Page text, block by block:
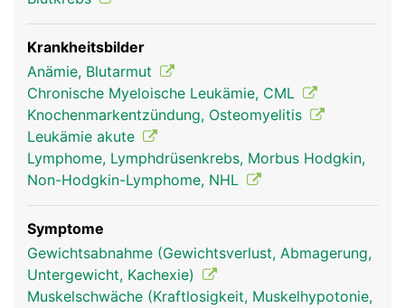
Wirbelsäule.
Krankheitsbilder
Anämie, Blutarmut
Chronische Myeloische Leukämie, CML
Knochenmarkentzündung, Osteomyelitis
Leukämie akute
Lymphome, Lymphdrüsenkrebs, Morbus Hodgkin,
Non-Hodgkin-Lymphome, NHL
Symptome
Gewichtsabnahme (Gewichtsverlust, Abmagerung,
Untergewicht, Kachexie)
Muskelschwäche (Kraftlosigkeit, Muskelhypotonie,